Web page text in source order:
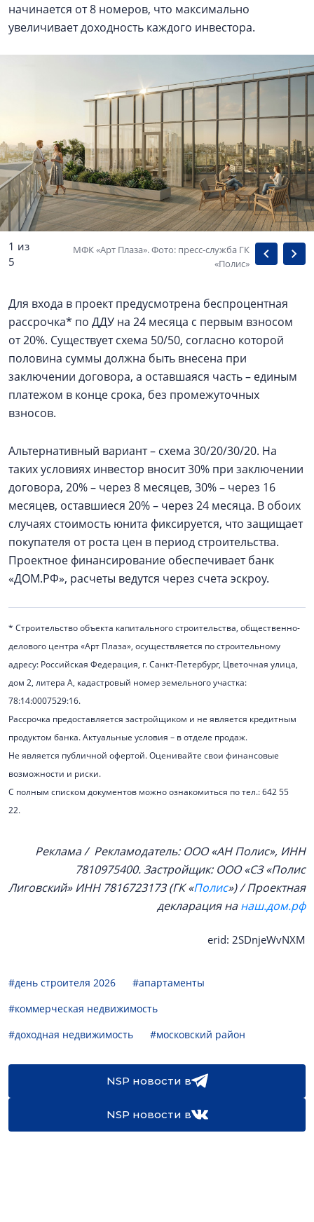
начинается от 8 номеров, что максимально
увеличивает доходность каждого инвестора.
1 из
5
МФК «Арт Плаза». Фото: пресс-служба ГК
«Полис»
Для входа в проект предусмотрена беспроцентная
рассрочка* по ДДУ на 24 месяца с первым взносом
от 20%. Существует схема 50/50, согласно которой
половина суммы должна быть внесена при
заключении договора, а оставшаяся часть – единым
платежом в конце срока, без промежуточных
взносов.
Альтернативный вариант – схема 30/20/30/20. На
таких условиях инвестор вносит 30% при заключении
договора, 20% – через 8 месяцев, 30% – через 16
месяцев, оставшиеся 20% – через 24 месяца. В обоих
случаях стоимость юнита фиксируется, что защищает
покупателя от роста цен в период строительства.
Проектное финансирование обеспечивает банк
«ДОМ.РФ», расчеты ведутся через счета эскроу.
* Строительство объекта капитального строительства, общественно-
делового центра «Арт Плаза», осуществляется по строительному
адресу: Российская Федерация, г. Санкт-Петербург, Цветочная улица,
дом 2, литера А, кадастровый номер земельного участка:
78:14:0007529:16.
Рассрочка предоставляется застройщиком и не является кредитным
продуктом банка. Актуальные условия – в отделе продаж.
Не является публичной офертой. Оценивайте свои финансовые
возможности и риски.
С полным списком документов можно ознакомиться по тел.: 642 55
22.
Реклама / Рекламодатель: ООО «АН Полис», ИНН
7810975400. Застройщик: ООО «СЗ «Полис
Лиговский»ИНН 7816723173(ГК «Полис») / Проектная
декларация нанаш.дом.рф
erid: 2SDnjeWvNXM
#день строителя 2026
#апартаменты
#коммерческая недвижимость
#доходная недвижимость
#московский район
NSP новости в
NSP новости в